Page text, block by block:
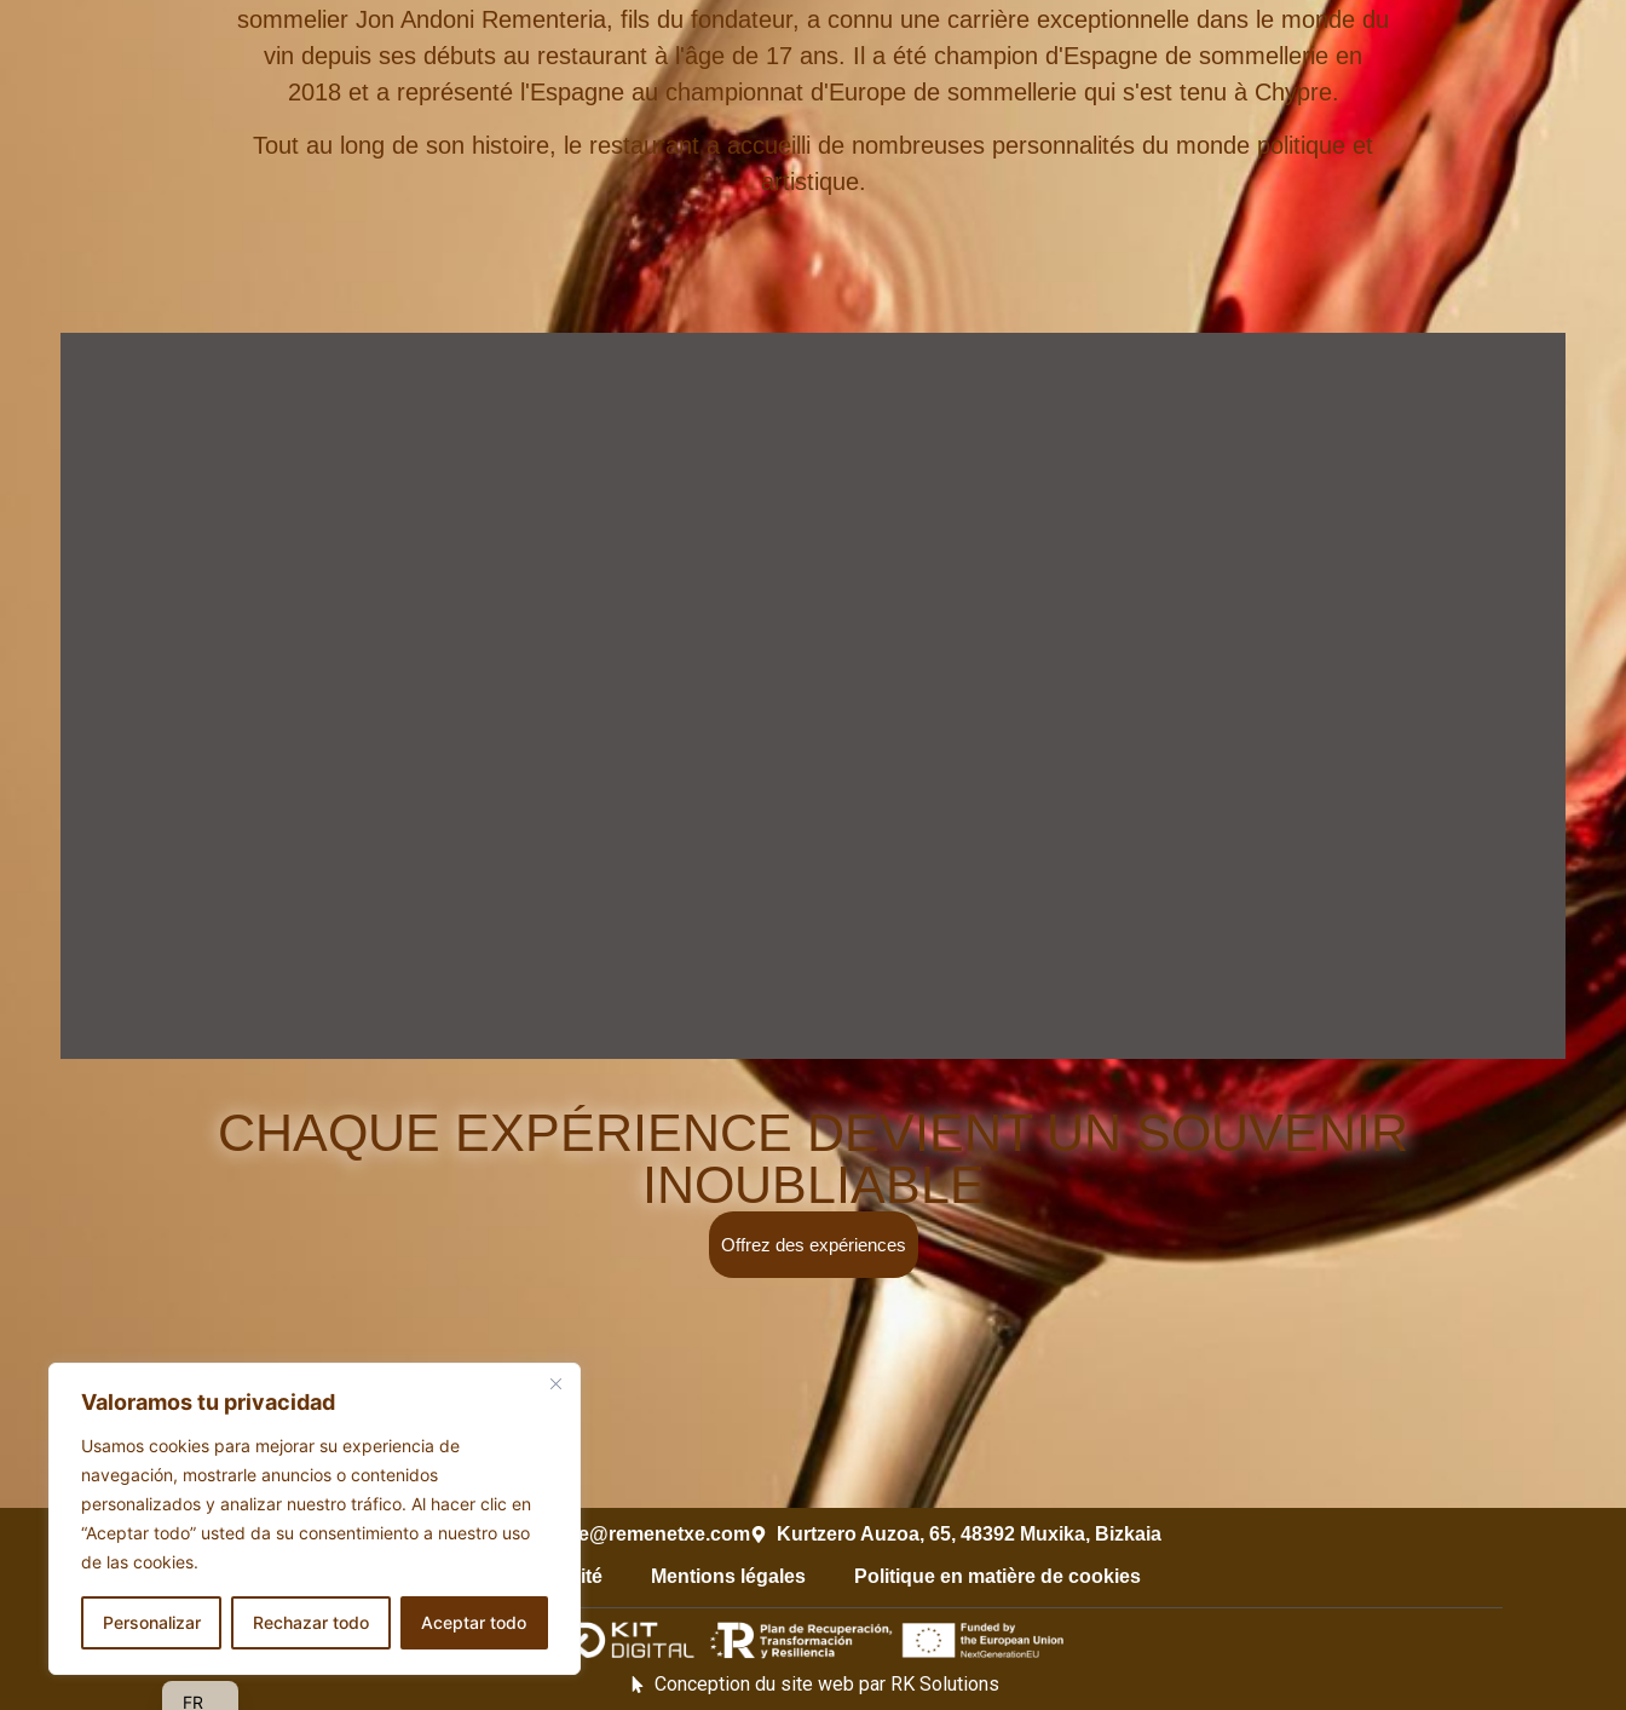
Valoramos tu privacidad
Usamos cookies para mejorar su experiencia de
navegación, mostrarle anuncios o contenidos
personalizados y analizar nuestro tráfico. Al hacer clic en
“Aceptar todo” usted da su consentimiento a nuestro uso
de las cookies.
Personalizar Rechazar todo Aceptar todo
sommelier Jon Andoni Rementeria, fils du fondateur, a connu une carrière exceptionnelle dans le monde du
vin depuis ses débuts au restaurant à l'âge de 17 ans. Il a été champion d'Espagne de sommellerie en
2018 et a représenté l'Espagne au championnat d'Europe de sommellerie qui s'est tenu à Chypre.
Tout au long de son histoire, le restaurant a accueilli de nombreuses personnalités du monde politique et
artistique.
CHAQUE EXPÉRIENCE DEVIENT UN SOUVENIR
INOUBLIABLE
Offrez des expériences
remenetxe@remenetxe.com Kurtzero Auzoa, 65, 48392 Muxika, Bizkaia
Accessibilité Mentions légales Politique en matière de cookies
Conception du site web par RK Solutions
FR
EU